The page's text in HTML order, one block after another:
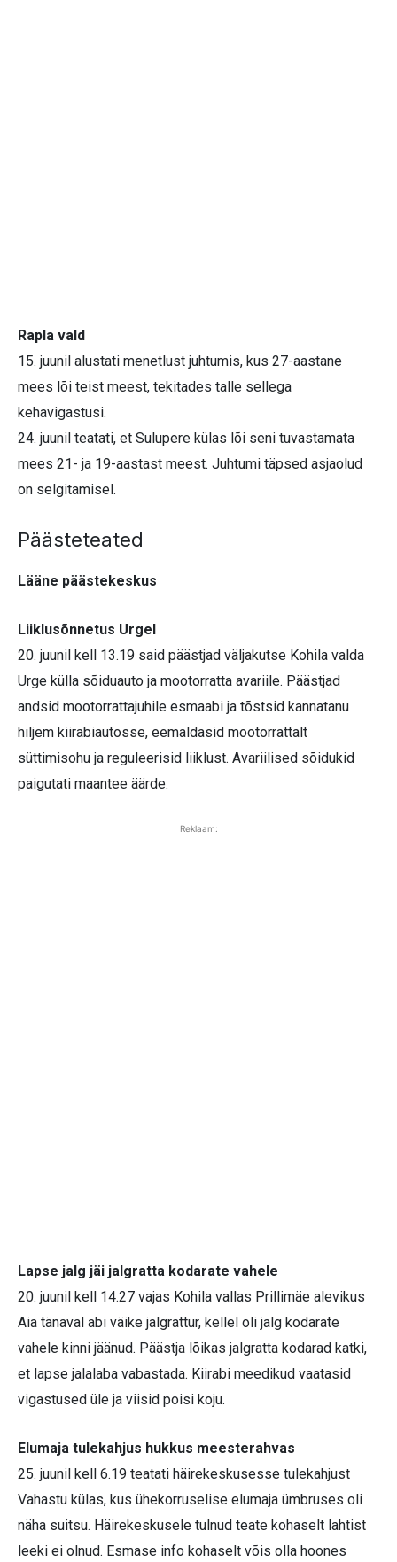
Rapla vald
15. juunil alustati menetlust juhtumis, kus 27-aastane
mees lõi teist meest, tekitades talle sellega
kehavigastusi.
24. juunil teatati, et Sulupere külas lõi seni tuvastamata
mees 21- ja 19-aastast meest. Juhtumi täpsed asjaolud
on selgitamisel.
Päästeteated
Lääne päästekeskus
Liiklusõnnetus Urgel
20. juunil kell 13.19 said päästjad väljakutse Kohila valda
Urge külla sõiduauto ja mootorratta avariile. Päästjad
andsid mootorrattajuhile esmaabi ja tõstsid kannatanu
hiljem kiirabiautosse, eemaldasid mootorrattalt
süttimisohu ja reguleerisid liiklust. Avariilised sõidukid
paigutati maantee äärde.
Reklaam:
Lapse jalg jäi jalgratta kodarate vahele
20. juunil kell 14.27 vajas Kohila vallas Prillimäe alevikus
Aia tänaval abi väike jalgrattur, kellel oli jalg kodarate
vahele kinni jäänud. Päästja lõikas jalgratta kodarad katki,
et lapse jalalaba vabastada. Kiirabi meedikud vaatasid
vigastused üle ja viisid poisi koju.
Elumaja tulekahjus hukkus meesterahvas
25. juunil kell 6.19 teatati häirekeskusesse tulekahjust
Vahastu külas, kus ühekorruselise elumaja ümbruses oli
näha suitsu. Häirekeskusele tulnud teate kohaselt lahtist
leeki ei olnud. Esmase info kohaselt võis olla hoones